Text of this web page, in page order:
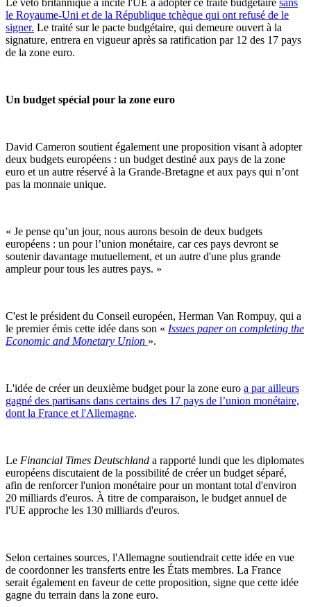
Le veto britannique a incité l'UE à adopter ce traité budgétaire sans
le Royaume-Uni et de la République tchèque qui ont refusé de le
signer. Le traité sur le pacte budgétaire, qui demeure ouvert à la
signature, entrera en vigueur après sa ratification par 12 des 17 pays
de la zone euro.
Un budget spécial pour la zone euro
David Cameron soutient également une proposition visant à adopter
deux budgets européens : un budget destiné aux pays de la zone
euro et un autre réservé à la Grande-Bretagne et aux pays qui n’ont
pas la monnaie unique.
« Je pense qu’un jour, nous aurons besoin de deux budgets
européens : un pour l’union monétaire, car ces pays devront se
soutenir davantage mutuellement, et un autre d'une plus grande
ampleur pour tous les autres pays. »
C'est le président du Conseil européen, Herman Van Rompuy, qui a
le premier émis cette idée dans son « Issues paper on completing the
Economic and Monetary Union ».
L'idée de créer un deuxième budget pour la zone euro a par ailleurs
gagné des partisans dans certains des 17 pays de l’union monétaire,
dont la France et l'Allemagne.
Le Financial Times Deutschland a rapporté lundi que les diplomates
européens discutaient de la possibilité de créer un budget séparé,
afin de renforcer l'union monétaire pour un montant total d'environ
20 milliards d'euros. À titre de comparaison, le budget annuel de
l'UE approche les 130 milliards d'euros.
Selon certaines sources, l'Allemagne soutiendrait cette idée en vue
de coordonner les transferts entre les États membres. La France
serait également en faveur de cette proposition, signe que cette idée
gagne du terrain dans la zone euro.